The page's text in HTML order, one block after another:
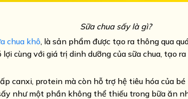
Sữa chua sấy là gì?
chua khô, là sản phẩm được tạo ra thông qua
lợi cùng với giá trị dinh dưỡng của sữa chua, tạo
canxi, protein mà còn hỗ trợ hệ tiêu hóa của bé
như một phần không thể thiếu trong bữa ăn